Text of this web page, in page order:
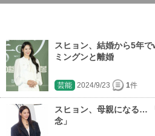
スヒョン、結婚から5年
ミングンと離婚
芸能 2024/9/23 1件
スヒョン、母親になる…
念」